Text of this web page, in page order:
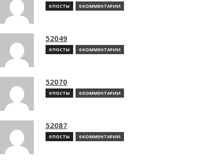
0 ПОСТЫ 0 КОММЕНТАРИИ
52049
0 ПОСТЫ 0 КОММЕНТАРИИ
52070
0 ПОСТЫ 0 КОММЕНТАРИИ
52087
0 ПОСТЫ 0 КОММЕНТАРИИ